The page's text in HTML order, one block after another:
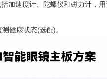
括加速度计、陀螺仪和磁力计，
测健康状态(选配)。